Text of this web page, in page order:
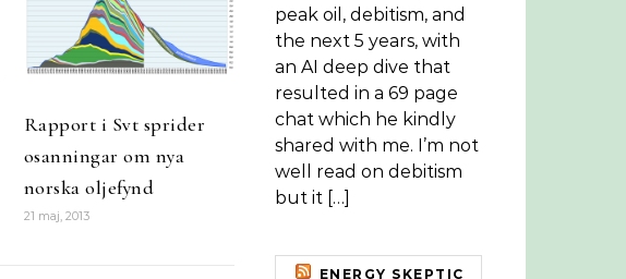
Rapport i Svt sprider
osanningar om nya
norska oljefynd
21 maj, 2013
peak oil, debitism, and
the next 5 years, with
an AI deep dive that
resulted in a 69 page
chat which he kindly
shared with me. I’m not
well read on debitism
but it […]
ENERGY SKEPTIC